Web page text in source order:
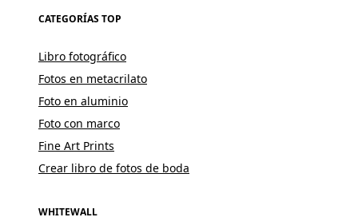
CATEGORÍAS TOP
Libro fotográfico
Fotos en metacrilato
Foto en aluminio
Foto con marco
Fine Art Prints
Crear libro de fotos de boda
WHITEWALL